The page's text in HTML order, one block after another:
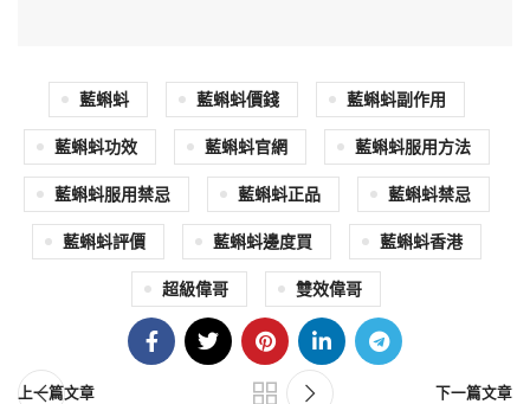
藍蝌蚪 藍蝌蚪價錢 藍蝌蚪副作用
藍蝌蚪功效 藍蝌蚪官網 藍蝌蚪服用方法
藍蝌蚪服用禁忌 藍蝌蚪正品 藍蝌蚪禁忌
藍蝌蚪評價 藍蝌蚪邊度買 藍蝌蚪香港
超級偉哥 雙效偉哥
上一篇文章 下一篇文章